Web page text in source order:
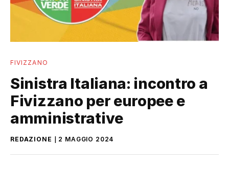
FIVIZZANO
Sinistra Italiana: incontro a
Fivizzano per europee e
amministrative
REDAZIONE 2 MAGGIO 2024